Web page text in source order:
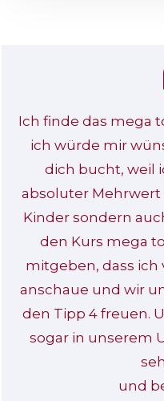
Ich finde das mega
ich würde mir
dich bucht, weil
absoluter
Kinder sondern
den Kurs mega
mitgeben, dass ich
anschaue und wir
den Tipp 4 freuen.
sogar in unserem
und